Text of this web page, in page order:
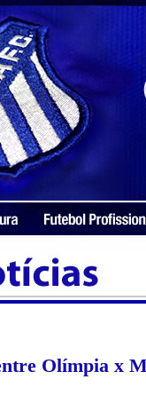
Olímpia x